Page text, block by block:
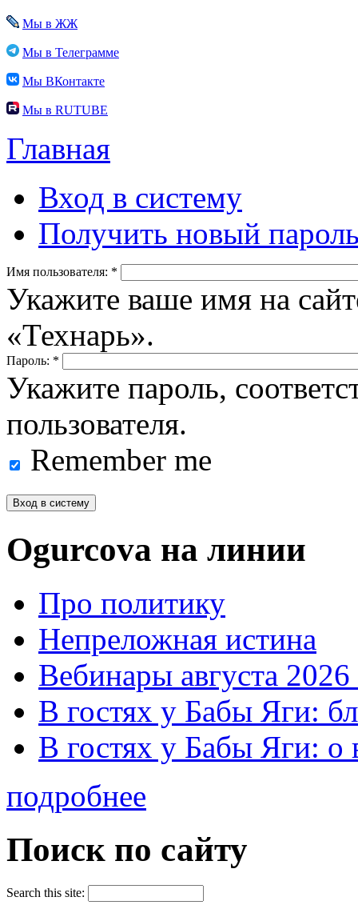
Мы в ЖЖ
Мы в Телеграмме
Мы ВКонтакте
Мы в RUTUBE
Главная
Вход в систему
Получить новый
Имя пользователя: *
Укажите ваше имя на
«Технарь».
Пароль: *
Укажите пароль,
пользователя.
Remember me
Ogurcova на линии
Про политику
Непреложная истина
Вебинары августа 2026
В гостях у Бабы Яги:
В гостях у Бабы Яги:
подробнее
Поиск по сайту
Search this site: